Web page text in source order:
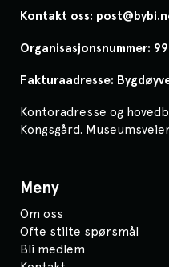
Kontakt oss:
Organisasjonsnummer:
Fakturaadresse:
Kontoradresse og
Kongsgård.
Meny
Om oss
Ofte stilte spørsmål
Bli medlem